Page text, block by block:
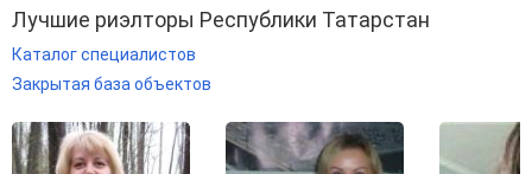
Лучшие риэлторы Республики Татарстан
Каталог специалистов
Закрытая база объектов